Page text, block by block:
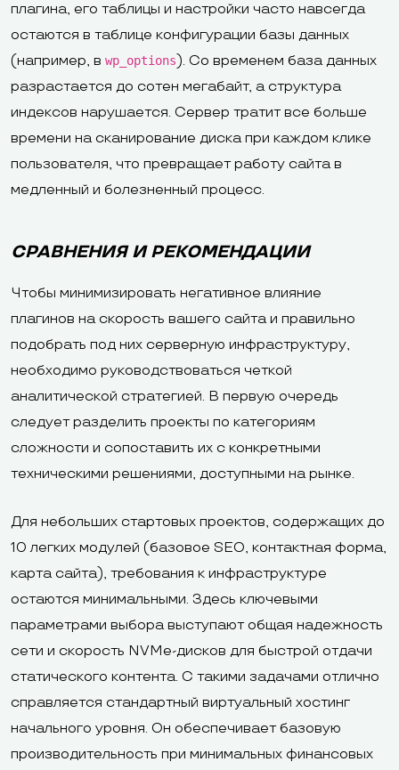
плагина, его таблицы и настройки часто навсегда
остаются в таблице конфигурации базы данных
(например, в wp_options). Со временем база данных
разрастается до сотен мегабайт, а структура
индексов нарушается. Сервер тратит все больше
времени на сканирование диска при каждом клике
пользователя, что превращает работу сайта в
медленный и болезненный процесс.
СРАВНЕНИЯ И РЕКОМЕНДАЦИИ
Чтобы минимизировать негативное влияние
плагинов на скорость вашего сайта и правильно
подобрать под них серверную инфраструктуру,
необходимо руководствоваться четкой
аналитической стратегией. В первую очередь
следует разделить проекты по категориям
сложности и сопоставить их с конкретными
техническими решениями, доступными на рынке.
Для небольших стартовых проектов, содержащих до
10 легких модулей (базовое SEO, контактная форма,
карта сайта), требования к инфраструктуре
остаются минимальными. Здесь ключевыми
параметрами выбора выступают общая надежность
сети и скорость NVMe-дисков для быстрой отдачи
статического контента. С такими задачами отлично
справляется стандартный виртуальный хостинг
начального уровня. Он обеспечивает базовую
производительность при минимальных финансовых